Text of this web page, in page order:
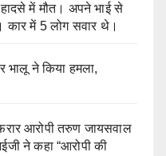
में मौत। अपने भाई से
कार में 5 लोग सवार थे।
भालू ने किया हमला,
आरोपी तरुण जायसवाल
ने कहा “आरोपी की